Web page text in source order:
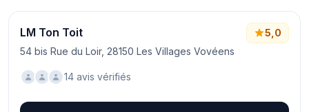
LM Ton Toit
54 bis Rue du Loir, 28150 Les Villages Vovéens
5,0
14 avis vérifiés